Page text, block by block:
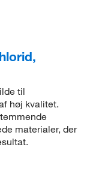
til
høj kvalitet.
materialer, der